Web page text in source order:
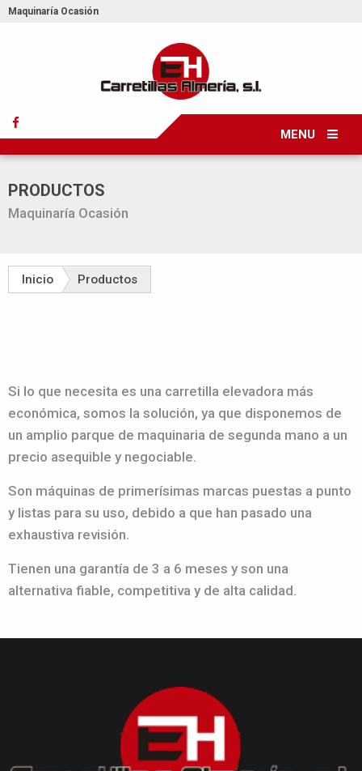
Maquinaría Ocasión
MENU
PRODUCTOS
Maquinaría Ocasión
Inicio Productos
Si lo que necesita es una carretilla elevadora más
económica, somos la solución, ya que disponemos de
un amplio parque de maquinaria de segunda mano a un
precio asequible y negociable.
Son máquinas de primerísimas marcas puestas a punto
y listas para su uso, debido a que han pasado una
exhaustiva revisión.
Tienen una garantía de 3 a 6 meses y son una
alternativa fiable, competitiva y de alta calidad.